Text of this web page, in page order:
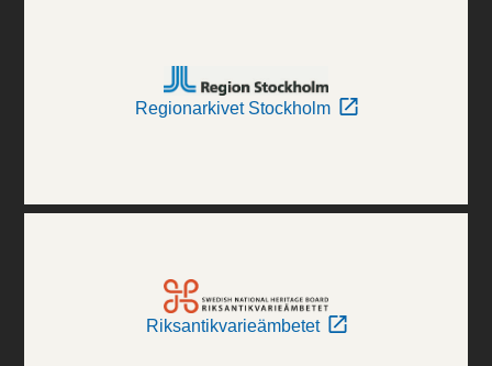
Regionarkivet Stockholm
Riksantikvarieämbetet